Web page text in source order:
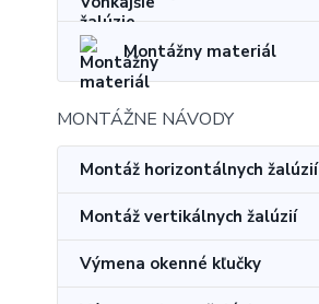
Montážny materiál
MONTÁŽNE NÁVODY
Montáž horizontálnych žalúzií
Montáž vertikálnych žalúzií
Výmena okenné kľučky